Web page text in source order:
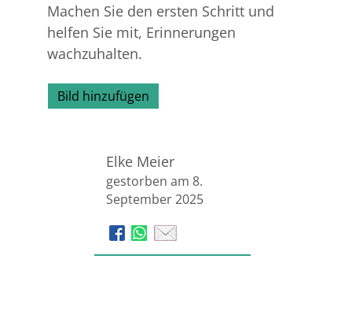
Machen Sie den ersten Schritt und
helfen Sie mit, Erinnerungen
wachzuhalten.
Bild hinzufügen
Elke Meier
gestorben am 8.
September 2025